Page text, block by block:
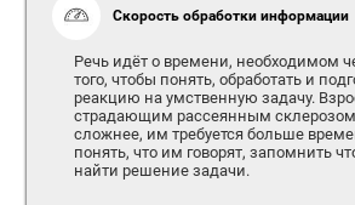
Скорость обработки информации
Речь идёт о времени, необходимом
того, чтобы понять, обработать и
реакцию на умственную задачу.
страдающим рассеянным склерозом,
сложнее, им требуется больше
понять, что им говорят, запомнить
найти решение задачи.